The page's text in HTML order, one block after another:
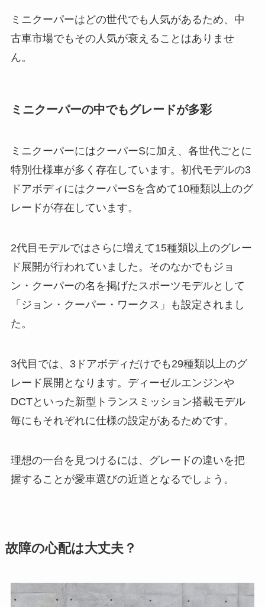
ミニクーパーはどの世代でも人気があるため、中
古車市場でもその人気が衰えることはありませ
ん。
ミニクーパーの中でもグレードが多彩
ミニクーパーにはクーパーSに加え、各世代ごとに
特別仕様車が多く存在しています。初代モデルの3
ドアボディにはクーパーSを含めて10種類以上のグ
レードが存在しています。
2代目モデルではさらに増えて15種類以上のグレー
ド展開が行われていました。そのなかでもジョ
ン・クーパーの名を掲げたスポーツモデルとして
「ジョン・クーパー・ワークス」も設定されまし
た。
3代目では、3ドアボディだけでも29種類以上のグ
レード展開となります。ディーゼルエンジンや
DCTといった新型トランスミッション搭載モデル
毎にもそれぞれに仕様の設定があるためです。
理想の一台を見つけるには、グレードの違いを把
握することが愛車選びの近道となるでしょう。
故障の心配は大丈夫？